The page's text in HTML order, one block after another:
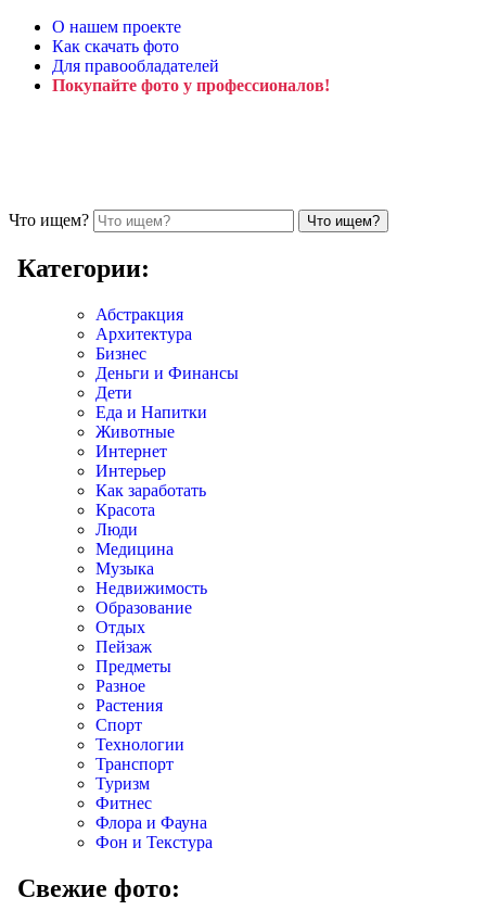
О нашем проекте
Как скачать фото
Для правообладателей
Покупайте фото у профессионалов!
Что ищем?
Категории:
Абстракция
Архитектура
Бизнес
Деньги и Финансы
Дети
Еда и Напитки
Животные
Интернет
Интерьер
Как заработать
Красота
Люди
Медицина
Музыка
Недвижимость
Образование
Отдых
Пейзаж
Предметы
Разное
Растения
Спорт
Технологии
Транспорт
Туризм
Фитнес
Флора и Фауна
Фон и Текстура
Свежие фото: